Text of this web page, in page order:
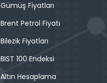
Gümüş Fiyatları
Brent Petrol Fiyatı
Bilezik Fiyatları
BIST 100 Endeksi
Altın Hesaplama